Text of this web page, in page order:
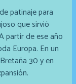
patinaje para
que sirvió
partir de ese año
Europa. En un
30 y en